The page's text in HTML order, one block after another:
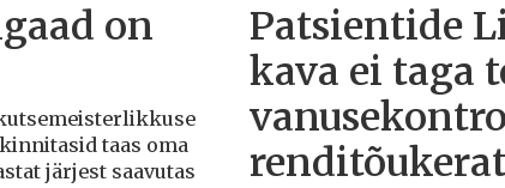
on
taas oma
järjest saavutas
Patsientide
kava ei taga